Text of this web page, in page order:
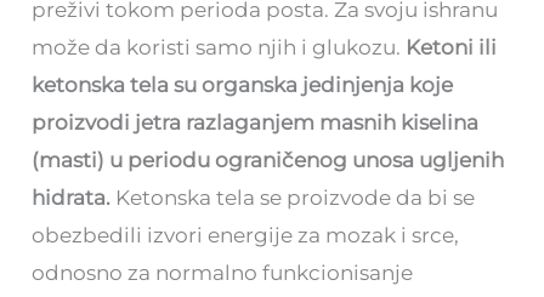
preživi tokom perioda posta. Za svoju ishranu
može da koristi samo njih i glukozu. Ketoni ili
ketonska tela su organska jedinjenja koje
proizvodi jetra razlaganjem masnih kiselina
(masti) u periodu ograničenog unosa ugljenih
hidrata. Ketonska tela se proizvode da bi se
obezbedili izvori energije za mozak i srce,
odnosno za normalno funkcionisanje